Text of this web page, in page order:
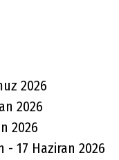
2026
2026
2026
- 17 Haziran 2026